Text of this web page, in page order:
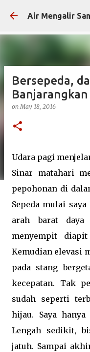
Skip
Air Mengalir
Bersepeda,
Banjarangkan
onMay 18, 2016
Udara pagi
Sinar matahari
pepohonan di
Sepeda mulai
arah barat
menyempit
Kemudian elevasi
pada stang
kecepatan. Tak
sudah seperti
hijau. Saya
Lengah sedikit,
jatuh. Sampai